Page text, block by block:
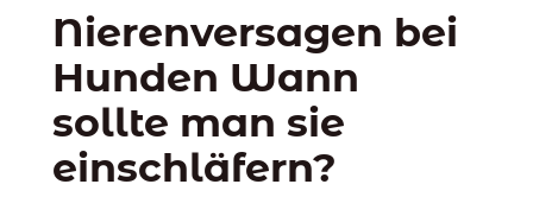
Nierenversagen bei
Hunden Wann
sollte man sie
einschläfern?